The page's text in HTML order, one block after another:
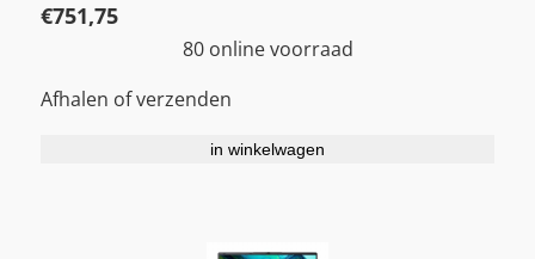
€751,75
80 online voorraad
Afhalen of verzenden
in winkelwagen